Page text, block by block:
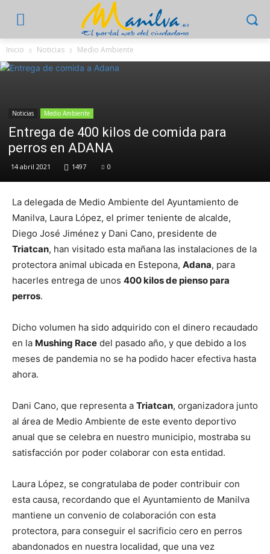
Inicio Noticias Medio Ambiente
Noticias Medio Ambiente
Entrega de 400 kilos de comida para
perros en ADANA
14 abril 2021 1497 0
La delegada de Medio Ambiente del Ayuntamiento de
Manilva, Laura López, el primer teniente de alcalde,
Diego José Jiménez y Dani Cano, presidente de
Triatcan, han visitado esta mañana las instalaciones de la
protectora animal ubicada en Estepona, Adana, para
hacerles entrega de unos 400 kilos de pienso para
perros.
Dicho volumen ha sido adquirido con el dinero recaudado
en la Mushing Race del pasado año, y que debido a los
meses de pandemia no se ha podido hacer efectiva hasta
ahora.
Dani Cano, que representa a Triatcan, organizadora junto
al área de Medio Ambiente de este evento deportivo
anual que se celebra en nuestro municipio, mostraba su
satisfacción por poder colaborar con esta entidad.
Laura López, se congratulaba de poder contribuir con
esta causa, recordando que el Ayuntamiento de Manilva
mantiene un convenio de colaboración con esta
protectora, para conseguir el sacrificio cero en perros
abandonados en nuestra localidad, que una vez